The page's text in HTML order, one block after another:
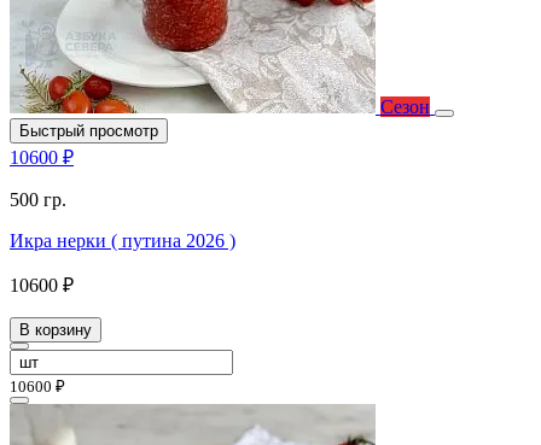
Сезон
Быстрый просмотр
10600 ₽
500 гр.
Икра нерки ( путина 2026 )
10600 ₽
В корзину
10600 ₽